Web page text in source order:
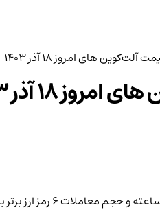
آلت‌کوین های امروز ۱۸ آذر ۱۴۰۳
۱۸ آذر ۱۴۰۳
بررسی قیمت،